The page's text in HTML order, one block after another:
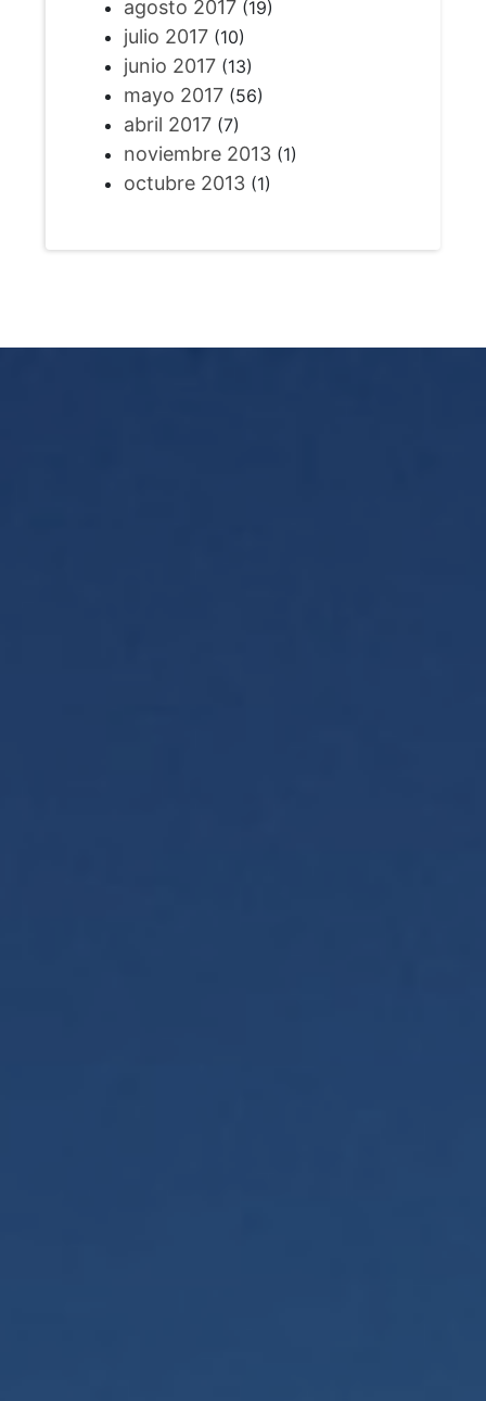
agosto 2017(19)
julio 2017(10)
junio 2017(13)
mayo 2017(56)
abril 2017(7)
noviembre 2013(1)
octubre 2013(1)